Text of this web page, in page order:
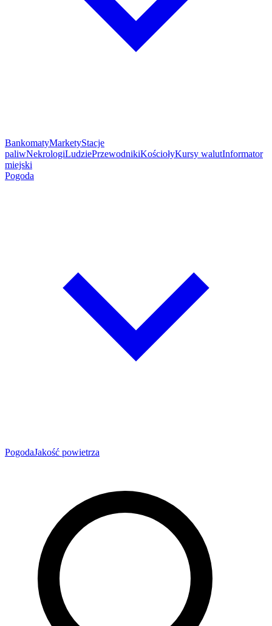
BankomatyMarketyStacje
paliwNekrologiLudziePrzewodnikiKościołyKursy walutInformator
miejski
Pogoda
PogodaJakość powietrza